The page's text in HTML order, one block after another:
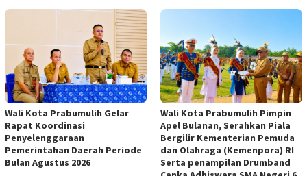
Wali Kota Prabumulih Gelar
Rapat Koordinasi
Penyelenggaraan
Pemerintahan Daerah Periode
Bulan Agustus 2026
Wali Kota Prabumulih Pimpin
Apel Bulanan, Serahkan Piala
Bergilir Kementerian Pemuda
dan Olahraga (Kemenpora) RI
Serta penampilan Drumband